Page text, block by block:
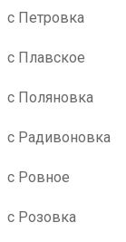
с Петровка
с Плавское
с Поляновка
с Радивоновка
с Ровное
с Розовка